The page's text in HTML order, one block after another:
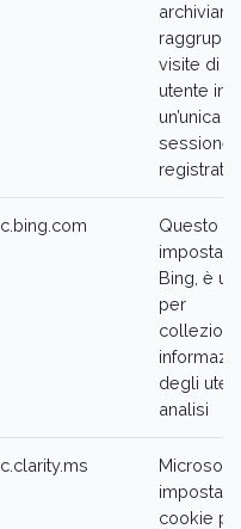
archiviare
visite di
utente in
un’unica
sessione
registrata
c.bing.com
Questo
Bing, è
per
degli
analisi
c.clarity.ms
Microsoft
imposta
cookie